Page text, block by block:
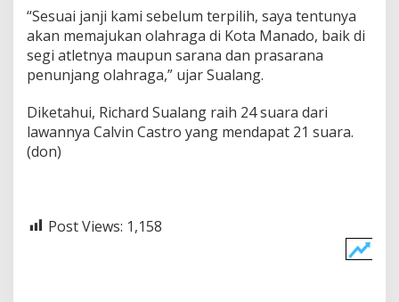
“Sesuai janji kami sebelum terpilih, saya tentunya
akan memajukan olahraga di Kota Manado, baik di
segi atletnya maupun sarana dan prasarana
penunjang olahraga,” ujar Sualang.
Diketahui, Richard Sualang raih 24 suara dari
lawannya Calvin Castro yang mendapat 21 suara.
(don)
Post Views: 1,158